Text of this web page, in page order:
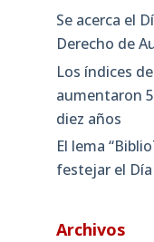
Se acerca el
Derecho de
Los índices
aumentaron
diez años
El lema
festejar el
Archivos